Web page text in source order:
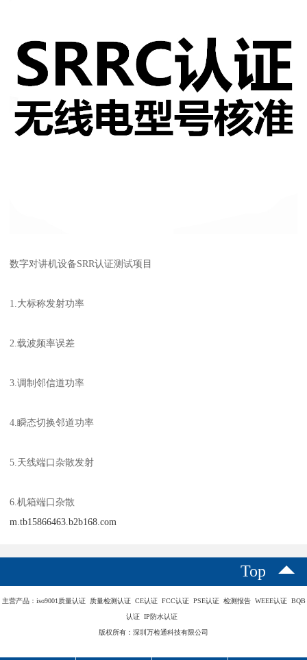
数字对讲机设备SRR认证测试项目
1.大标称发射功率
2.载波频率误差
3.调制邻信道功率
4.瞬态切换邻道功率
5.天线端口杂散发射
6.机箱端口杂散
m.tb15866463.b2b168.com
Top
主营产品：iso9001质量认证 质量检测认证 CE认证 FCC认证 PSE认证 检测报告 WEEE认证 BQB
认证 IP防水认证
版权所有：深圳万检通科技有限公司